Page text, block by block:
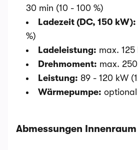
30 min (10 - 100 %)
Ladezeit (DC, 150 kW):
%)
Ladeleistung: max. 125
Drehmoment: max.
Leistung: 89 - 120 kW
Wärmepumpe: optional
Abmessungen Innenraum